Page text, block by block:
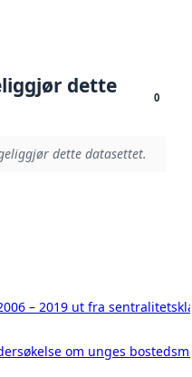
dette
0
dette datasettet.
– 2019 ut fra
om unges